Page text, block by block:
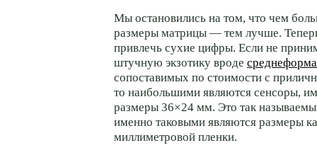
Мы остановились на том, что чем
размеры матрицы — тем лучше.
привлечь сухие цифры. Если не
штучную экзотику вроде
сопоставимых по стоимости с
то наибольшими являются сенсоры,
размеры 36×24 мм. Это так
именно таковыми являются размеры
миллиметровой пленки.